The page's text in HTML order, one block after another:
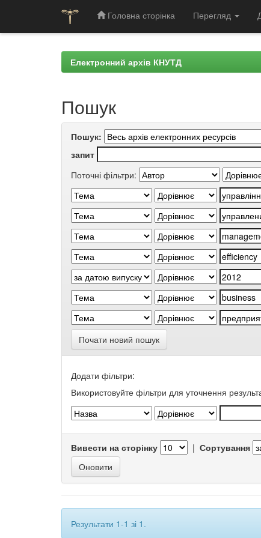
Головна сторінка Перегляд
Електронний архів КНУТД
Пошук
Пошук:
запит
Поточні фільтри:
Почати новий пошук
Додати фільтри:
Використовуйте фільтри для уточнення
Вивести на сторінку | Сортування
Результати 1-1 зі 1.